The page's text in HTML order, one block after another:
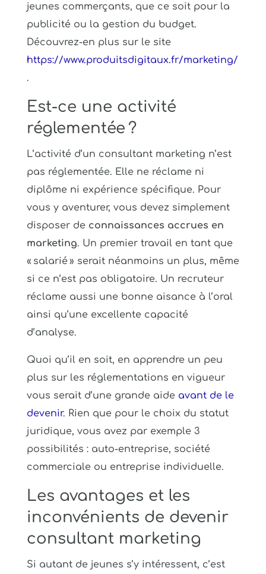
jeunes commerçants, que ce soit pour la
publicité ou la gestion du budget.
Découvrez-en plus sur le site
https://www.produitsdigitaux.fr/marketing/
.
Est-ce une activité
réglementée ?
L’activité d’un consultant marketing n’est
pas réglementée. Elle ne réclame ni
diplôme ni expérience spécifique. Pour
vous y aventurer, vous devez simplement
disposer de connaissances accrues en
marketing. Un premier travail en tant que
« salarié » serait néanmoins un plus, même
si ce n’est pas obligatoire. Un recruteur
réclame aussi une bonne aisance à l’oral
ainsi qu’une excellente capacité
d’analyse.
Quoi qu’il en soit, en apprendre un peu
plus sur les réglementations en vigueur
vous serait d’une grande aide avant de le
devenir. Rien que pour le choix du statut
juridique, vous avez par exemple 3
possibilités : auto-entreprise, société
commerciale ou entreprise individuelle.
Les avantages et les
inconvénients de devenir
consultant marketing
Si autant de jeunes s’y intéressent, c’est